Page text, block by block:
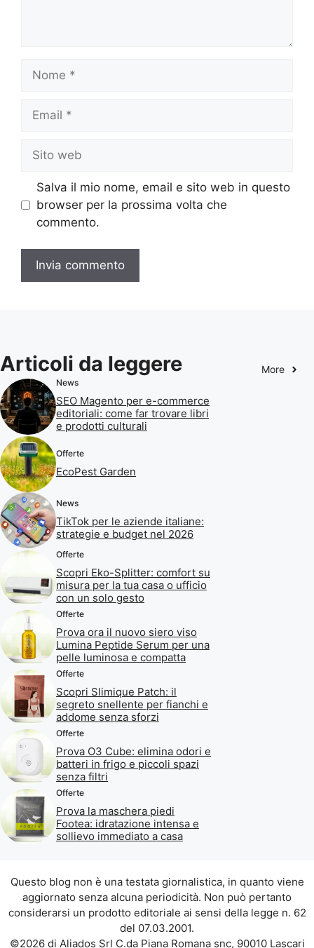
web
Salva il mio nome, email e sito web in questo
browser per la prossima volta che
commento.
Articoli da leggere More
News
SEO Magento per e-commerce
editoriali: come far trovare libri
e prodotti culturali
Offerte
EcoPest Garden
News
TikTok per le aziende italiane:
strategie e budget nel 2026
Offerte
Scopri Eko-Splitter: comfort su
misura per la tua casa o ufficio
con un solo gesto
Offerte
Prova ora il nuovo siero viso
Lumina Peptide Serum per una
pelle luminosa e compatta
Offerte
Scopri Slimique Patch: il
segreto snellente per fianchi e
addome senza sforzi
Offerte
Prova O3 Cube: elimina odori e
batteri in frigo e piccoli spazi
senza filtri
Offerte
Prova la maschera piedi
Footea: idratazione intensa e
sollievo immediato a casa
Questo blog non è una testata giornalistica, in quanto viene
aggiornato senza alcuna periodicità. Non può pertanto
considerarsi un prodotto editoriale ai sensi della legge n. 62
del 07.03.2001.
©2026 di Aliados Srl C.da Piana Romana snc, 90010 Lascari